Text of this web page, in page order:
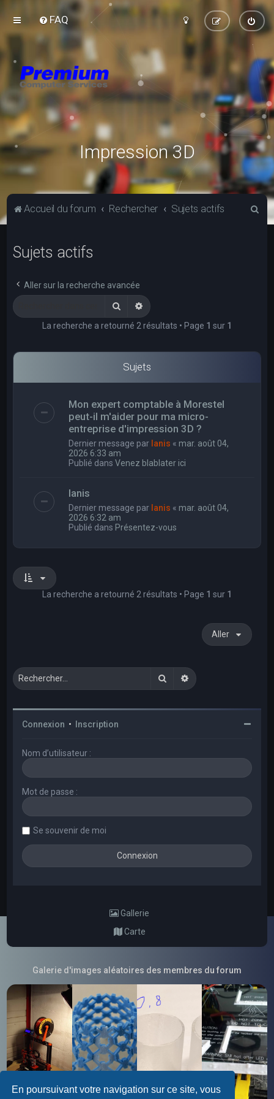
En poursuivant votre navigation sur ce site, vous
FAQ
Impression 3D
Accueil du forum Rechercher Sujets actifs
Sujets actifs
Aller sur la recherche avancée
RechercherRecherche avancée
La recherche a retourné 2 résultats • Page 1 sur 1
Sujets
Mon expert comptable à Morestel
peut-il m'aider pour ma micro-
entreprise d'impression 3D ?
Dernier message par Ianis « mar. août 04,
2026 6:33 am
Publié dansVenez blablater ici
Ianis
Dernier message par Ianis « mar. août 04,
2026 6:32 am
Publié dans Présentez-vous
La recherche a retourné 2 résultats • Page 1 sur 1
Aller
RechercherRecherche avancée
Connexion • Inscription
Nom d’utilisateur :
Mot de passe :
Se souvenir de moi
Gallerie
Carte
Galerie d'images aléatoires des membres du forum